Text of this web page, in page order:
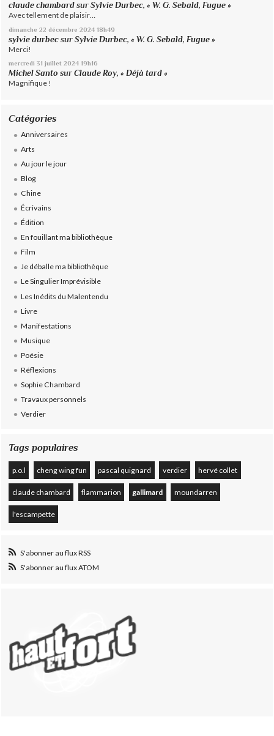
claude chambard surSylvie Durbec, « W. G. Sebald, Fugue »
Avec tellement de plaisir…
dimanche 22 décembre 2024 18h49
sylvie durbec surSylvie Durbec, « W. G. Sebald, Fugue »
Merci!
mercredi 31 juillet 2024 19h16
Michel Santo surClaude Roy, « Déjà tard »
Magnifique !
Catégories
Anniversaires
Arts
Au jour le jour
Blog
Chine
Écrivains
Édition
En fouillant ma bibliothèque
Film
Je déballe ma bibliothèque
Le Singulier Imprévisible
Les Inédits du Malentendu
Livre
Manifestations
Musique
Poésie
Réflexions
Sophie Chambard
Travaux personnels
Verdier
Tags populaires
p.o.l cheng wing fun pascal quignard verdier hervé collet
claude chambard flammarion gallimard moundarren
l'escampette
S'abonner au flux RSS
S'abonner au flux ATOM